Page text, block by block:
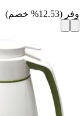
وفر (
12.53
% خصم)